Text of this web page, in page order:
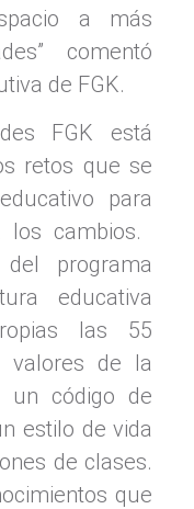
a más
comentó
de FGK.
FGK está​​
retos que se
para
cambios.​​​​
programa
educativa
las 55
valores de la
un código de
estilo de vida
de clases.
que